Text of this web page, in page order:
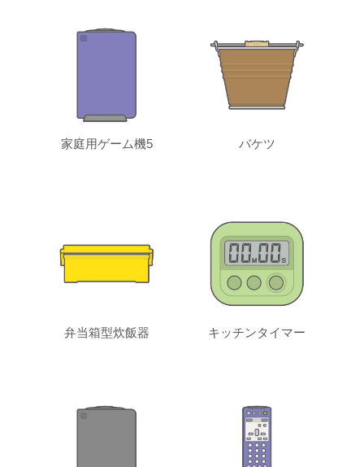
家庭用ゲーム機5 バケツ
弁当箱型炊飯器 キッチンタイマー